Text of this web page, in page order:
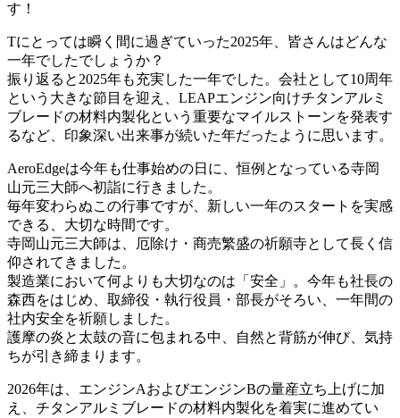
す！
Tにとっては瞬く間に過ぎていった2025年、皆さんはどんな
一年でしたでしょうか？
振り返ると2025年も充実した一年でした。会社として10周年
という大きな節目を迎え、LEAPエンジン向けチタンアルミ
ブレードの材料内製化という重要なマイルストーンを発表す
るなど、印象深い出来事が続いた年だったように思います。
AeroEdgeは今年も仕事始めの日に、恒例となっている寺岡
山元三大師へ初詣に行きました。
毎年変わらぬこの行事ですが、新しい一年のスタートを実感
できる、大切な時間です。
寺岡山元三大師は、厄除け・商売繁盛の祈願寺として長く信
仰されてきました。
製造業において何よりも大切なのは「安全」。今年も社長の
森西をはじめ、取締役・執行役員・部長がそろい、一年間の
社内安全を祈願しました。
護摩の炎と太鼓の音に包まれる中、自然と背筋が伸び、気持
ちが引き締まります。
2026年は、エンジンAおよびエンジンBの量産立ち上げに加
え、チタンアルミブレードの材料内製化を着実に進めてい